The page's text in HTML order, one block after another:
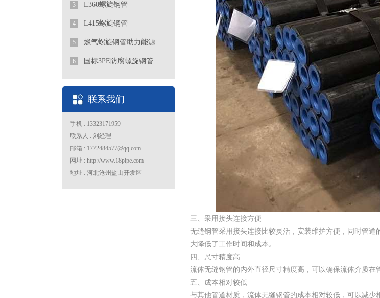
3 L360螺旋钢管
4 L415螺旋钢管
5 燃气螺旋钢管助力能源行业发展
6 国标3PE防腐螺旋钢管厂家
联系我们
手机 : 13323171959
联系人 : 刘经理
邮箱 : 1772484577@qq.com
网址 : http://www.18pipe.com
地址 : 河北沧州盐山开发区
三、采用接头连接方便
无缝钢管采用接头连接比较灵活，安装维护方便，同时管
大降低了工作时间和成本。
四、尺寸精度高
流体无缝钢管的内外直径尺寸精度高，可以确保流体介质在
五、成本相对较低
与其他管道材质，流体无缝钢管的成本相对较低，可以减少